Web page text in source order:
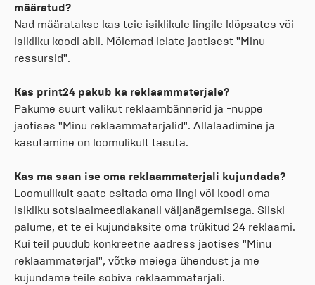
määratud?
Nad määratakse kas teie isiklikule lingile klõpsates või
isikliku koodi abil. Mõlemad leiate jaotisest "Minu
ressursid".
Kas print24 pakub ka reklaammaterjale?
Pakume suurt valikut reklaambännerid ja -nuppe
jaotises "Minu reklaammaterjalid". Allalaadimine ja
kasutamine on loomulikult tasuta.
Kas ma saan ise oma reklaammaterjali kujundada?
Loomulikult saate esitada oma lingi või koodi oma
isikliku sotsiaalmeediakanali väljanägemisega. Siiski
palume, et te ei kujundaksite oma trükitud 24 reklaami.
Kui teil puudub konkreetne aadress jaotises "Minu
reklaammaterjal", võtke meiega ühendust ja me
kujundame teile sobiva reklaammaterjali.